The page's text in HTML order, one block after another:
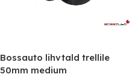
Bossauto lihvtald trellile
50mm medium